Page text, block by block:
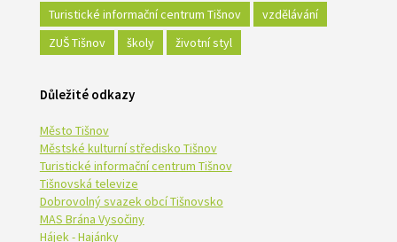
Turistické informační centrum Tišnov
vzdělávání
ZUŠ Tišnov
školy životní styl
Důležité odkazy
Město Tišnov
Městské kulturní středisko Tišnov
Turistické informační centrum Tišnov
Tišnovská televize
Dobrovolný svazek obcí Tišnovsko
MAS Brána Vysočiny
Hájek - Hajánky